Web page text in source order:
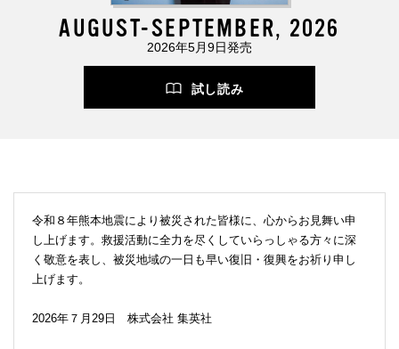
AUGUST-SEPTEMBER, 2026
2026年5月9日発売
試し読み
令和８年熊本地震により被災された皆様に、心からお見舞い申
し上げます。救援活動に全力を尽くしていらっしゃる方々に深
く敬意を表し、被災地域の一日も早い復旧・復興をお祈り申し
上げます。
2026年７月29日 株式会社 集英社